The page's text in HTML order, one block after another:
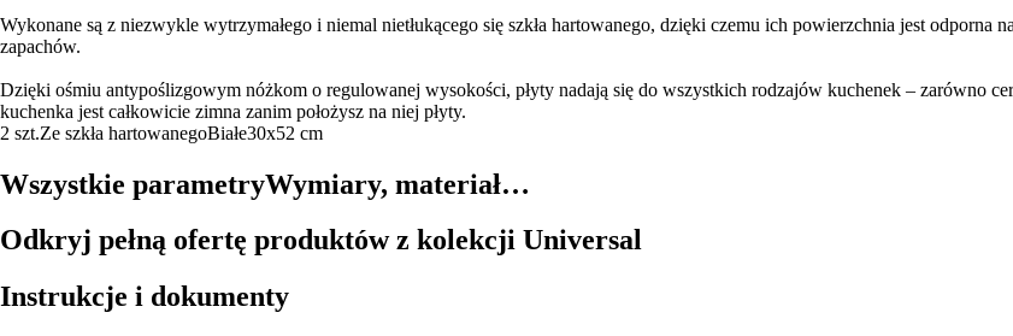
Wykonane są z niezwykle wytrzymałego i niemal nietłukącego się szkła hartowanego, dzięki czemu ich powierzchnia jest odporna
zapachów.
Dzięki ośmiu antypoślizgowym nóżkom o regulowanej wysokości, płyty nadają się do wszystkich rodzajów kuchenek – zarówno
kuchenka jest całkowicie zimna zanim położysz na niej płyty.
2 szt.Ze szkła hartowanegoBiałe30x52 cm
Wszystkie parametryWymiary, materiał…
Odkryj pełną ofertę produktów z kolekcji Universal
Instrukcje i dokumenty